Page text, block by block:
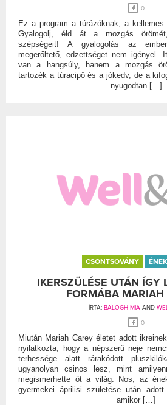
0
Ez a program a túrázóknak, a kellemes
Gyalogolj, éld át a mozgás
szépségeit! A gyalogolás az
megerőltető, edzettséget nem igényel.
van a hangsúly, hanem a mozgás
tartozék a túracipő és a jókedv, de a
nyugodtan […]
CSONTSOVÁNY
IKERSZÜLÉSE UTÁN ÍGY
FORMÁBA MARIAH
ÍRTA: BALOGH MIAAND
0
Miután Mariah Carey életet adott
nyilatkozta, hogy a népszerű neje
terhessége alatt rárakódott
ugyanolyan csinos lesz, mint
megismerhette őt a világ. Nos, az
gyermekei áprilisi születése után
amikor […]